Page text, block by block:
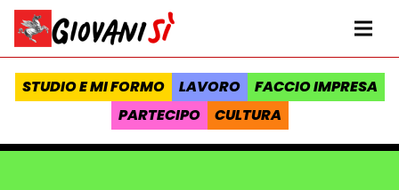
Vai al contenuto
Homepage Giovanisì - Progetto della Regione Toscana
STUDIO E MI FORMO LAVORO
FACCIO IMPRESA
PARTECIPO
CULTURA